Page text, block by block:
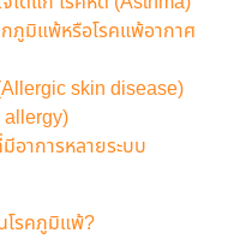
ภูมิแพ้หรือโรคแพ้อากาศ
skin disease)
อาการหลายระบบ
โรคภูมิแพ้?